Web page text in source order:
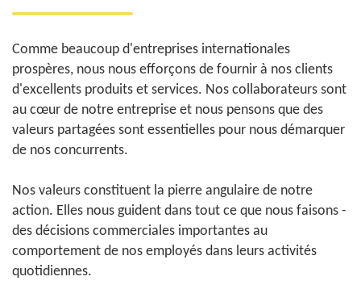
Comme beaucoup d'entreprises internationales
prospères, nous nous efforçons de fournir à nos clients
d'excellents produits et services. Nos collaborateurs sont
au cœur de notre entreprise et nous pensons que des
valeurs partagées sont essentielles pour nous démarquer
de nos concurrents.
Nos valeurs constituent la pierre angulaire de notre
action. Elles nous guident dans tout ce que nous faisons -
des décisions commerciales importantes au
comportement de nos employés dans leurs activités
quotidiennes.